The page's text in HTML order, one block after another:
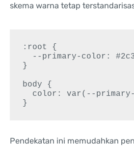
skema warna tetap
:root {
}
body {
Pendekatan ini memudahkan